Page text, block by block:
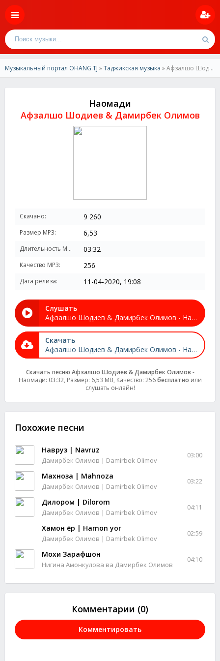
Музыкальный портал OHANG.TJ »Таджикская музыка » Афзалшо Шодиев & Дамирбек Олимов-Наомади
Наомади
Афзалшо Шодиев & Дамирбек Олимов
Скачано: 9 260
Размер MP3: 6,53
Длительность MP3: 03:32
Качество MP3: 256
Дата релиза: 11-04-2020, 19:08
Слушать
Афзалшо Шодиев & Дамирбек Олимов - Наомади
Скачать
Афзалшо Шодиев & Дамирбек Олимов - Наомади
Скачать песню Афзалшо Шодиев & Дамирбек Олимов -
Наомади: 03:32, Размер: 6,53 MB, Качество: 256бесплатно или
слушать онлайн!
Похожие песни
Навруз | Navruz
Дамирбек Олимов | Damirbek Olimov
03:00
Махноза | Mahnoza
Дамирбек Олимов | Damirbek Olimov
03:22
Дилором | Dilorom
Дамирбек Олимов | Damirbek Olimov
04:11
Хамон ёр | Hamon yor
Дамирбек Олимов | Damirbek Olimov
02:59
Мохи Зарафшон
Нигина Амонкулова ва Дамирбек Олимов
04:10
Комментарии (0)
Комментировать